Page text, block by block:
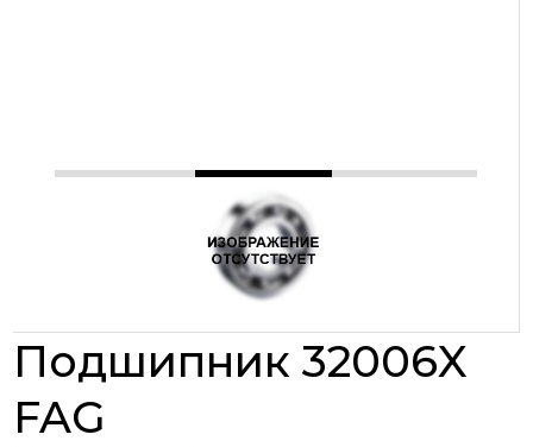
Подшипник 32006X
FAG